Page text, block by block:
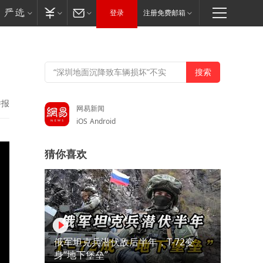
登录 注册免费邮箱
网易新闻
iOS Android
猜你喜欢
俄军坦克兵潜伏敌后半年，T-72变
身“地下堡垒”